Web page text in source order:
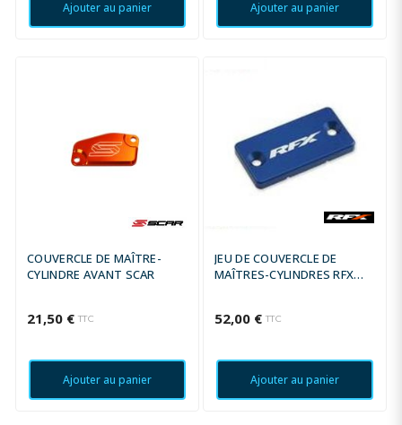
Ajouter au panier Ajouter au panier
COUVERCLE DE MAÎTRE-
CYLINDRE AVANT SCAR
21,50 € TTC
Ajouter au panier
JEU DE COUVERCLE DE
MAÎTRES-CYLINDRES RFX
52,00 € TTC
Ajouter au panier